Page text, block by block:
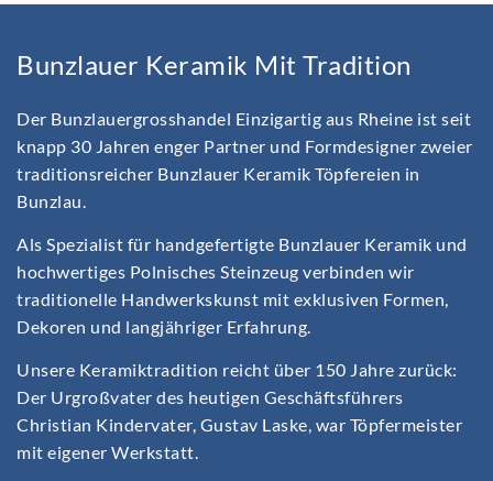
Bunzlauer Keramik Mit Tradition
Der Bunzlauergrosshandel Einzigartig aus Rheine ist seit
knapp 30 Jahren enger Partner und Formdesigner zweier
traditionsreicher Bunzlauer Keramik Töpfereien in
Bunzlau.
Als Spezialist für handgefertigte Bunzlauer Keramik und
hochwertiges Polnisches Steinzeug verbinden wir
traditionelle Handwerkskunst mit exklusiven Formen,
Dekoren und langjähriger Erfahrung.
Unsere Keramiktradition reicht über 150 Jahre zurück:
Der Urgroßvater des heutigen Geschäftsführers
Christian Kindervater, Gustav Laske, war Töpfermeister
mit eigener Werkstatt.